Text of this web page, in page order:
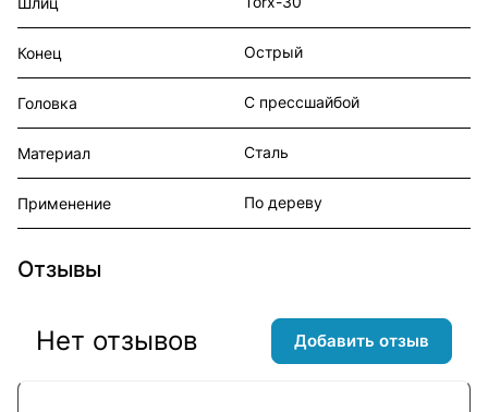
Конец Острый
Головка С прессшайбой
Материал Сталь
Применение По дереву
Отзывы
Нет отзывов Добавить отзыв